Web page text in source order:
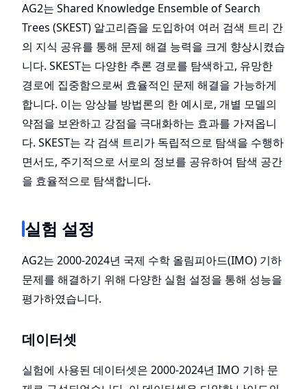
AG2는 Shared Knowledge Ensemble of Search
Trees (SKEST) 알고리즘을 도입하여 여러 검색 트리 간
의 지식 공유를 통해 문제 해결 능력을 크게 향상시켰습
니다. SKEST는 다양한 추론 경로를 탐색하고, 유망한
경로에 집중함으로써 효율적인 문제 해결을 가능하게
합니다. 이는 앙상블 방법론의 한 예시로, 개별 모델의
약점을 보완하고 강점을 극대화하는 효과를 가져옵니
다. SKEST는 각 검색 트리가 독립적으로 탐색을 수행하
면서도, 주기적으로 서로의 정보를 공유하여 탐색 공간
을 효율적으로 탐색합니다.
실험 설정
AG2는 2000-2024년 국제 수학 올림피아드(IMO) 기하
문제를 해결하기 위해 다양한 실험 설정을 통해 성능을
평가하였습니다.
데이터셋
실험에 사용된 데이터셋은 2000-2024년 IMO 기하 문